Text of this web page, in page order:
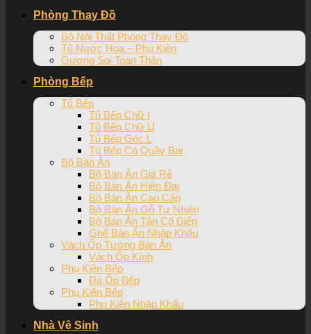
Phòng Thay Đồ
Bộ Nội Thất Phòng Thay Đồ
Tủ Nước Hoa – Phụ Kiện
Gương Soi Toàn Thân
Phòng Bếp
Tủ Bếp
Tủ Bếp Chữ I
Tủ Bếp Chữ U
Tủ Bếp Góc L
Tủ Bếp Có Quầy Bar
Bộ Bàn Ăn
Bộ Bàn Ăn Giá Rẻ
Bộ Bàn Ăn Hiện Đại
Bộ Bàn Ăn Cao Cấp
Bộ Bàn Ăn Gỗ Tự Nhiên
Bộ Bàn Ăn Tân Cổ Điển
Ghế Bàn Ăn Nhập Khẩu
Vách Ốp Tường Bàn Ăn
Vách Ốp Kính
Phụ Kiện Bếp
Đá Ốp Bếp
Phụ Kiện Bếp
Phụ Kiện Nhập Khẩu
Nhà Vệ Sinh